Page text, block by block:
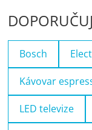
Bosch
Kávovar
LED televize